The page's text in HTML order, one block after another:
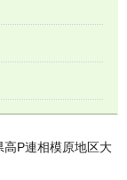
高P連相模原地区大